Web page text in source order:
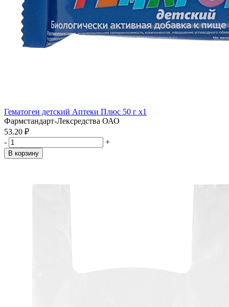
Гематоген детский Аптеки Плюс 50 г x1
Фармстандарт-Лексредства ОАО
53.20 ₽
-
+
В корзину